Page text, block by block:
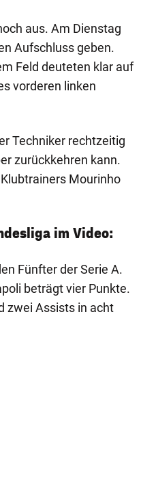
aus. Am Dienstag
Aufschluss geben.
Feld deuteten klar auf
vorderen linken
Techniker rechtzeitig
zurückkehren kann.
Mourinho
im Video:
Fünfter der Serie A.
beträgt vier Punkte.
zwei Assists in acht